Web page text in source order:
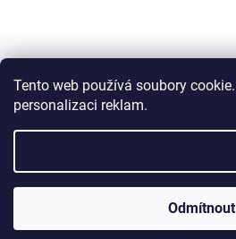
Tento web používá soubory cookie.
personalizaci reklam.
Odmítnout